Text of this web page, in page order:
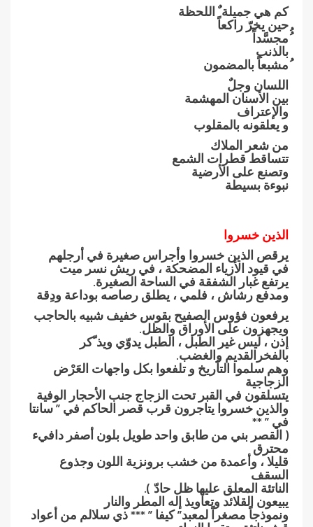
كم هي جميلة ٌ اللحظة
حين يخرّ راكعاً
ُُمجسَّداً
بالذنب
ُمشبعاً بالمضمون
اللسان وجلٌ
بين الأسنان المهشمة
والإعتراف
و يعلقونه بالمقلوب
من شعر الملاك
تتساقط قطرات الشمع
وتصنع على الأرضية
نبوءة بسيطة
الذين خسروا
يرقص الذين خسروا وأجراس صغيرة في أرجلهم
في قيود الأزياء المضحكة ، في ريش نسر ميت
يرتفع غبار الشفقة في الساحة الصغيرة.
ومدفع رشاش ، فلمي ، يطلق رصاصه بوداعة ودِقة
يرفعون فؤوس الصفيح بقوس خفيف شبيه بالحاجب
ويجهزون على الأوراق والظل.
إذن ، ليس غير الطبل ، الطبل يدوّي ويذ ّكر
بالفخرالقديم والغضب.
وهم سلموا التأريخ و تلفعوا بكل واجهات العَرْض
الزجاجية
يتسلقون في القبر تحت الزجاج جنب الأحجار الوفية
والذين خسروا يتاجرون قرب قصر الحاكم في ” سانتا
في ” **
( القصر بني من طابق واحد طويل بلون أصفر دافيء
محترق
قليلا ، وأعمدة من خشب برونزية اللون وجذوع
السقف
الناتئة المعلق عليها ظل حادّ ).
يبيعون القلائد وتعاويذ إله المطر والنار
ونموذجاً مصغراً لمعبد” كيفا ” *** ذي سلالم من أعواد